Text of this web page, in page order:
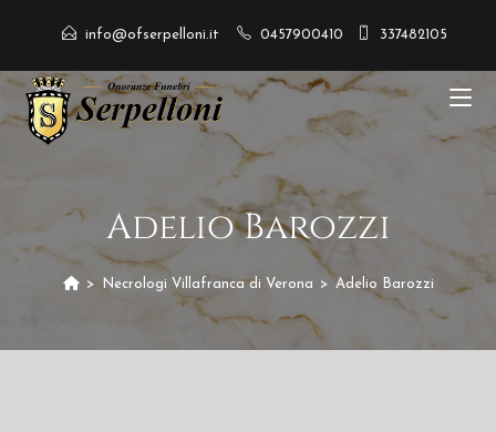
info@ofserpelloni.it 0457900410 337482105
Adelio Barozzi
> Necrologi Villafranca di Verona > Adelio Barozzi